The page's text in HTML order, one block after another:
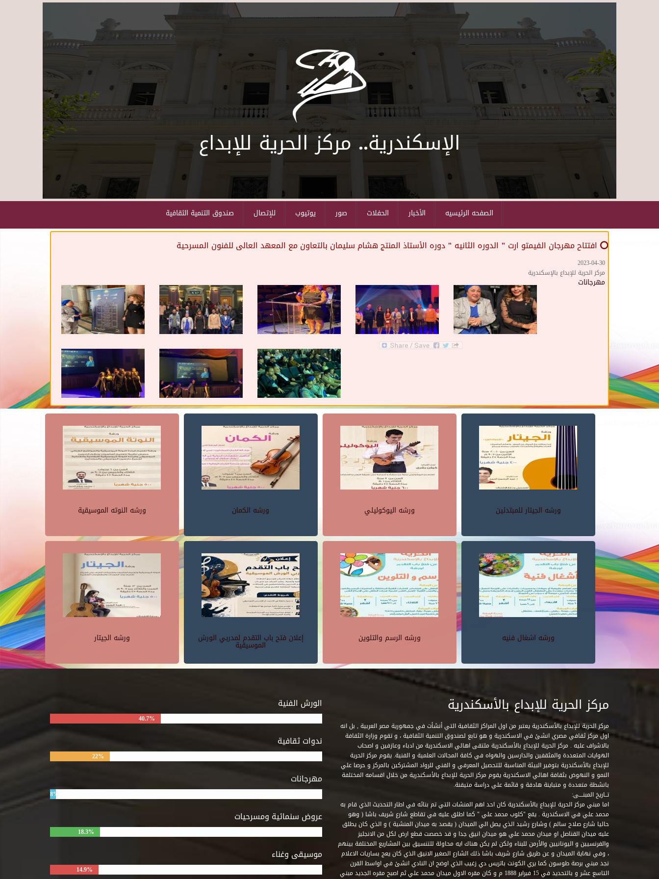
Skip to main content
الإسكندرية.. مركز الحرية للإبداع
صندوق التنمية الثقافية للإتصال يوتيوب صور الحفلات الأخبار الصفحه الرئيسيه
⭕️ افتتاح مهرجان الفيمتو ارت " الدوره الثانيه " دوره الأستاذ المنتج هشام سليمان بالتعاون مع المعهد العالى للفنون المسرحية
2023-04-30
مركز الحرية للإبداع بالإسكندرية
مهرجانات
ورشه النوته الموسيقية ورشه الكمان ورشه اليوكوليلي ورشه الجيتار للمبتدئين
ورشه الجيتار إعلان فتح باب التقدم لمدربي الورش
الموسيقية
ورشه الرسم والتلوين ورشه اشغال فنيه
الورش الفنية
40.7%
ندوات ثقافية
22%
مهرجانات
8%
عروض سنمائية ومسرحيات
18.3%
موسيقى وغناء
14.9%
مركز الحرية للإبداع بالأسكندرية
مركز الحرية للإبداع بالأسكندرية يعتبر من اول المراكز الثقافية التي أنشأت في جمهورية مصر العربية , بل انه
اول مركز ثقافي مصري انشئ في الاسكندرية و هو تابع لصندوق التنمية الثقافية ، و تقوم وزارة الثقافة
بالاشراف عليه . مركز الحرية للإبداع بالأسكندرية ملتقى اهالي الاسكندرية من ادباء وعازفين و اصحاب
الهوايات المتعددة والمثقفين والدارسين والهواه في كافة المجالات العلمية و الفنية. يقوم مركز الحرية
للإبداع بالأسكندرية بتوفير البيئة المناسبة للتحصيل المعرفي و الفني للرواد المشتركين بالمركز و حرصا علي
النمو و النهوض بثقافة اهالي الاسكندرية يقوم مركز الحرية للإبداع بالأسكندرية من خلال اقسامه المختلفة
بانشطة متعددة و متباينة هادفة و قائمة علي دراسة متيقنة.
تــاريخ المبنــــى:
اما مبني مركز الحرية للإبداع بالأسكندرية كان احد اهم المنشات التي تم بنائه في اطار التحديث الذي قام به
محمد علي في الاسكندرية . يقع "كلوب محمد علي " كما اطلق عليه في تقاطع شارع شريف باشا ( وهو
حاليا شارع صلاح سالم ) وشارع رشيد الذي يصل الي الميدان ( يقصد به ميدان المنشية ) و الذي كان يطلق
عليه ميدان القناصل او ميدان محمد علي هو ميدان انيق جدا و قد خصصت قطع ارض لكل من الانجليز
والفرنسيين و اليونانيين والأرمن للبناء ولكن لم يكن هناك ايه محاولة للتنسيق بين المشاريع المختلفة بينهم
، وفي نهاية الميدان و عن طريق شارع شريف باشا ذلك الشارع الصغير الانيق الذي كان يعج بساريات الاعلام
نجد مبني برصة طوسون كما يري الكونت باتريس دي زغيب الذي اوضح ان النادي انشئ في اواسط القرن
التاسع عشر و بالتحديد في 15 فبراير 1888 م و كان مقره الاول ميدان محمد علي ثم اصبح مقره الجديد مبني